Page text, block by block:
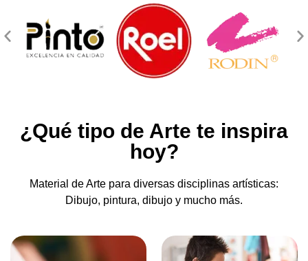
¿Qué tipo de Arte te inspira
hoy?
Material de Arte para diversas disciplinas artísticas:
Dibujo, pintura, dibujo y mucho más.